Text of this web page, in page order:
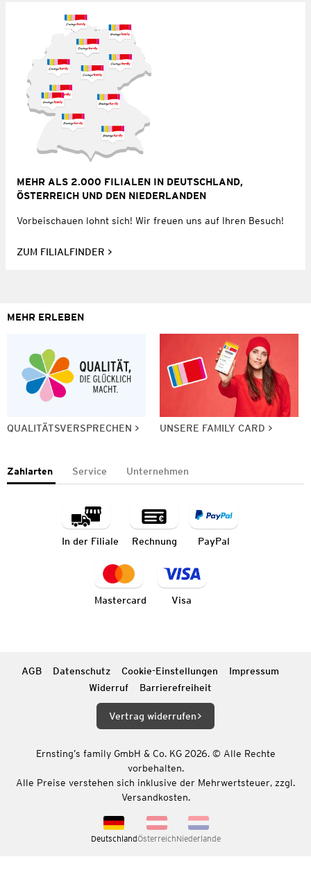
MEHR ALS 2.000 FILIALEN IN DEUTSCHLAND,
ÖSTERREICH UND DEN NIEDERLANDEN
Vorbeischauen lohnt sich! Wir freuen uns auf Ihren Besuch!
ZUM FILIALFINDER
MEHR ERLEBEN
QUALITÄTSVERSPRECHEN UNSERE FAMILY CARD
Zahlarten Service Unternehmen
In der Filiale Rechnung PayPal
Mastercard Visa
AGB Datenschutz Cookie-Einstellungen
Impressum
Widerruf
Barrierefreiheit
Vertrag widerrufen
Ernsting’s family GmbH & Co. KG 2026. © Alle Rechte
vorbehalten.
Alle Preise verstehen sich inklusive der Mehrwertsteuer, zzgl.
Versandkosten.
DeutschlandÖsterreichNiederlande